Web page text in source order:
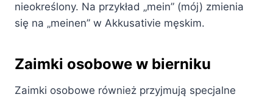
nieokreślony. Na przykład „mein” (mój) zmienia
się na „meinen” w Akkusativie męskim.
Zaimki osobowe w bierniku
Zaimki osobowe również przyjmują specjalne